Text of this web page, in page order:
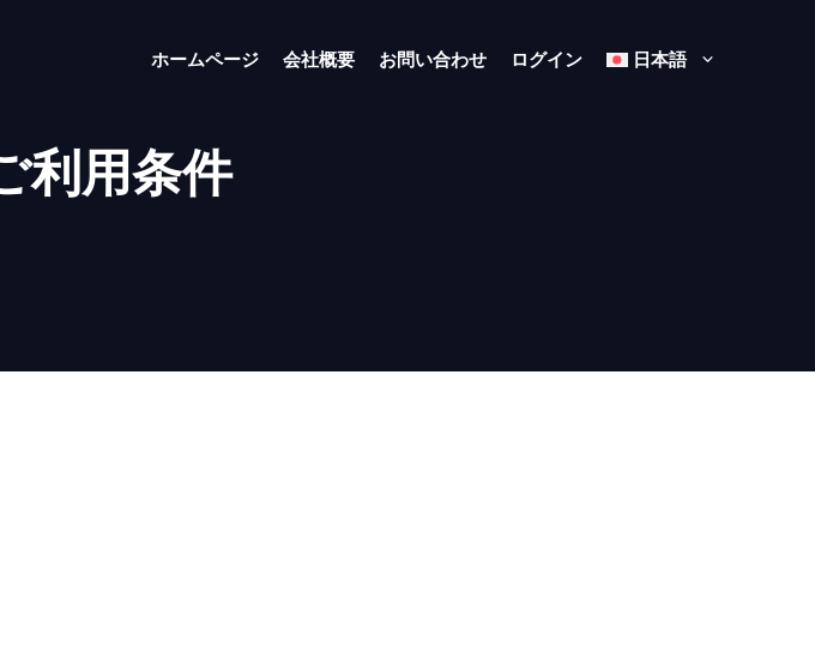
ホームページ 会社概要 お問い合わせ ログイン 日本語
利用条件